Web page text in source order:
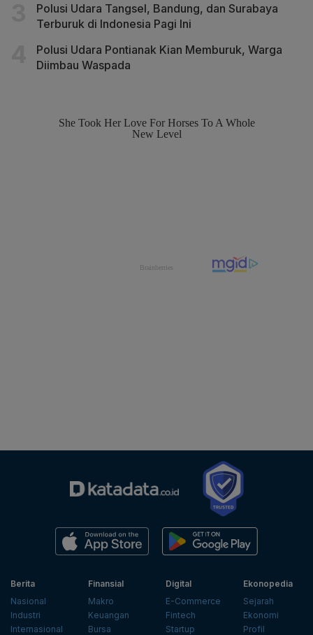
Polusi Udara Tangsel, Bandung, dan Surabaya
Terburuk di Indonesia Pagi Ini
Polusi Udara Pontianak Kian Memburuk, Warga
Diimbau Waspada
Berita
Nasional
Industri
Internasional
Finansial
Makro
Keuangan
Bursa
Digital
E-Commerce
Fintech
Startup
Ekonopedia
Sejarah
Ekonomi
Profil